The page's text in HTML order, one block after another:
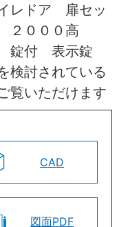
レドア 扉セッ
２０００高
錠付 表示錠
検討されている
覧いただけます
CAD
図面PDF